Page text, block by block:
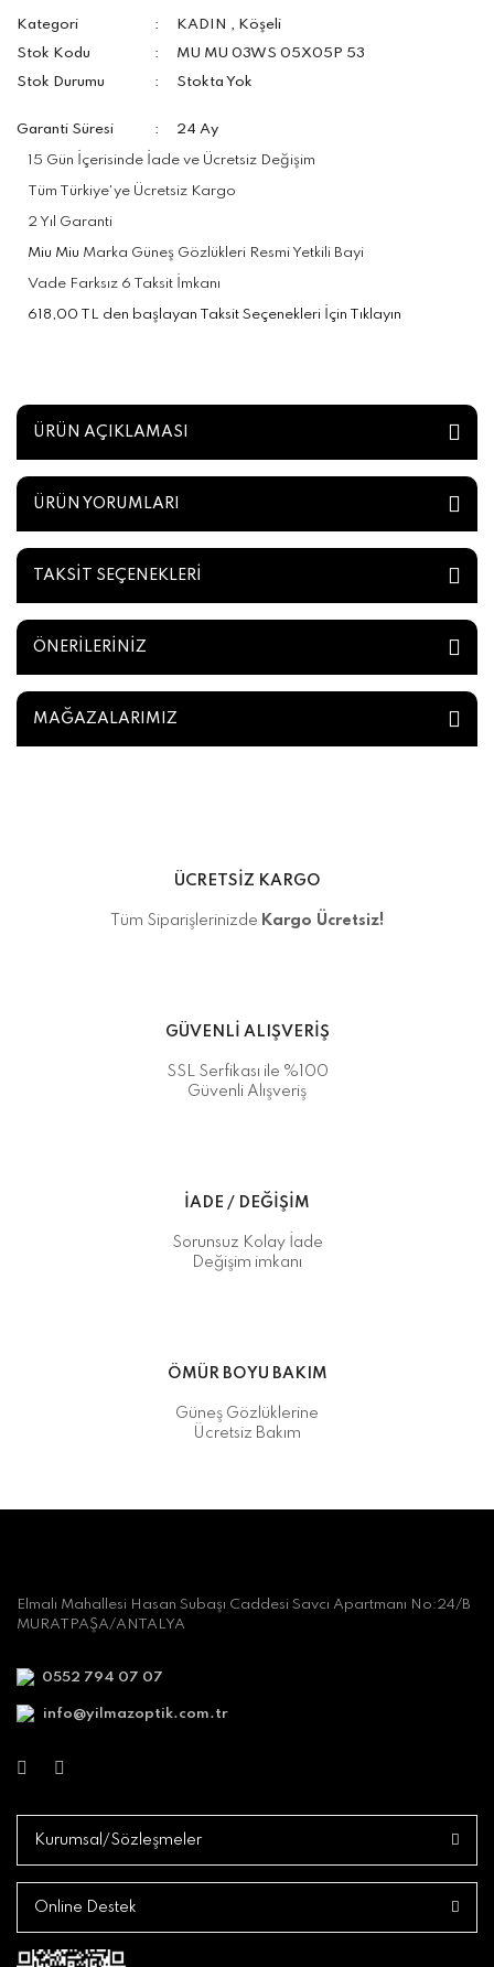
Kategori KADIN , Köşeli
Stok Kodu
MU MU 03WS 05X05P 53
Stok Durumu
Stokta Yok
Garanti Süresi 24 Ay
15 Gün İçerisinde İade ve Ücretsiz Değişim
Tüm Türkiye'ye Ücretsiz Kargo
2 Yıl Garanti
Miu Miu Marka Güneş Gözlükleri Resmi Yetkili Bayi
Vade Farksız 6 Taksit İmkanı
618,00 TL den başlayan Taksit Seçenekleri İçin Tıklayın
ÜRÜN AÇIKLAMASI
ÜRÜN YORUMLARI
TAKSİT SEÇENEKLERİ
ÖNERİLERİNİZ
MAĞAZALARIMIZ
ÜCRETSİZ KARGO
Tüm Siparişlerinizde Kargo Ücretsiz!
GÜVENLİ ALIŞVERİŞ
SSL Serfikası ile %100
Güvenli Alışveriş
İADE / DEĞİŞİM
Sorunsuz Kolay İade
Değişim imkanı
ÖMÜR BOYU BAKIM
Güneş Gözlüklerine
Ücretsiz Bakım
Elmalı Mahallesi Hasan Subaşı Caddesi Savcı Apartmanı No:24/B
MURATPAŞA/ANTALYA
0552 794 07 07
info@yilmazoptik.com.tr
Kurumsal/Sözleşmeler
Online Destek